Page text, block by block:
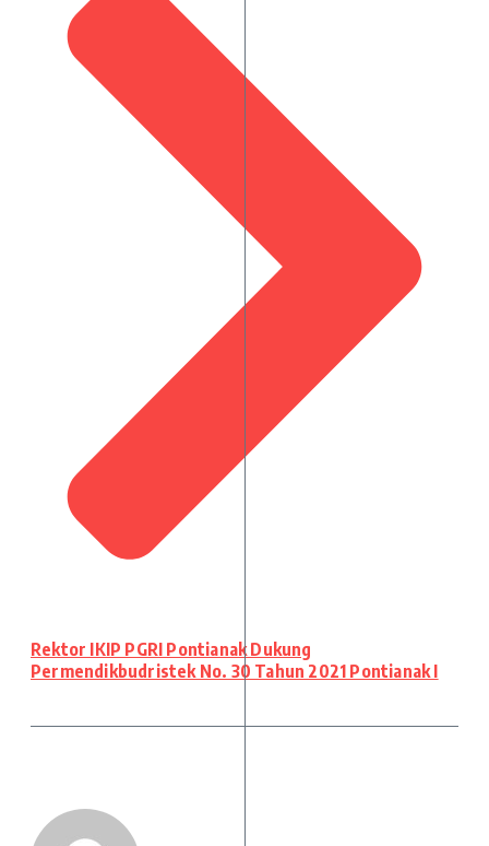
Rektor IKIP PGRI Pontianak Dukung
Permendikbudristek No. 30 Tahun 2021 Pontianak I